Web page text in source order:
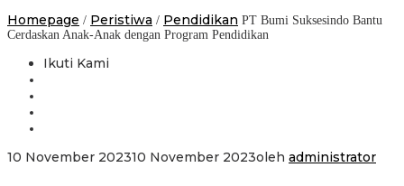
Homepage / Peristiwa / Pendidikan PT Bumi Suksesindo Bantu
Cerdaskan Anak-Anak dengan Program Pendidikan
Ikuti Kami
10 November 202310 November 2023oleh administrator